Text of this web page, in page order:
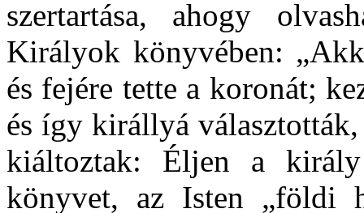
szertartása, ahogy
Királyok könyvében:
és fejére tette a koronát;
és így királlyá
kiáltoztak: Éljen a
könyvet, az Isten „földi